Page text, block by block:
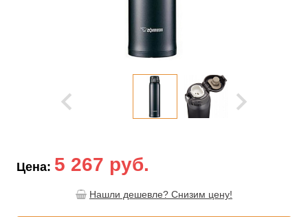
Цена: 5 267 руб.
Нашли дешевле? Снизим цену!